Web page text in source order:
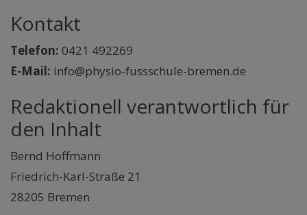
Kontakt
Telefon: 0421 492269
E-Mail: info@physio-fussschule-bremen.de
Redaktionell verantwortlich für
den Inhalt
Bernd Hoffmann
Friedrich-Karl-Straße 21
28205 Bremen